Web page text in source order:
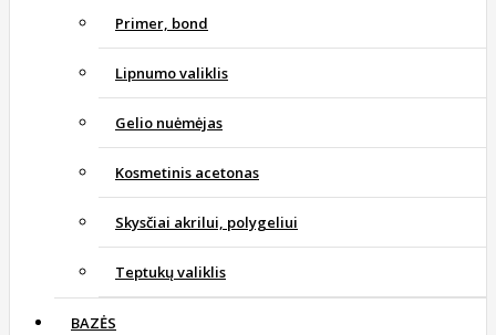
Primer, bond
Lipnumo valiklis
Gelio nuėmėjas
Kosmetinis acetonas
Skysčiai akrilui, polygeliui
Teptukų valiklis
BAZĖS